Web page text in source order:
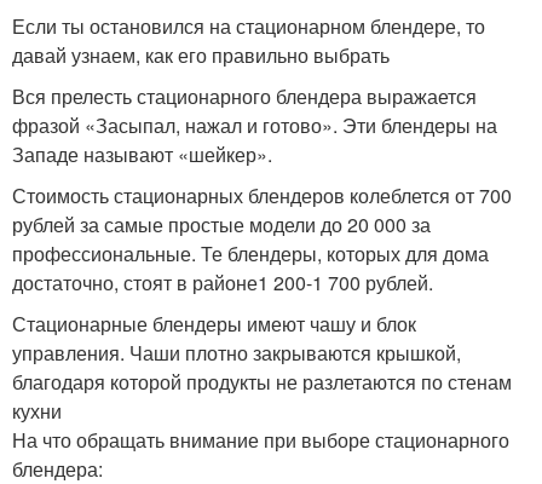
Если ты остановился на стационарном блендере, то
давай узнаем, как его правильно выбрать
Вся прелесть стационарного блендера выражается
фразой «Засыпал, нажал и готово». Эти блендеры на
Западе называют «шейкер».
Стоимость стационарных блендеров колеблется от 700
рублей за самые простые модели до 20 000 за
профессиональные. Те блендеры, которых для дома
достаточно, стоят в районе1 200-1 700 рублей.
Стационарные блендеры имеют чашу и блок
управления. Чаши плотно закрываются крышкой,
благодаря которой продукты не разлетаются по стенам
кухни
На что обращать внимание при выборе стационарного
блендера: